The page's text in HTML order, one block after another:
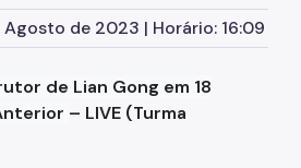
de 2023 | Horário: 16:09
de Lian Gong em 18
– LIVE (Turma